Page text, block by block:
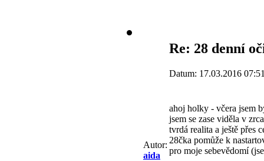
Autor:
aida
Re: 28 denní
Datum: 17.03.2016
ahoj holky - včera jsem
jsem se zase viděla v
tvrdá realita a ještě přes
28čka pomůže k
pro moje sebevědomí